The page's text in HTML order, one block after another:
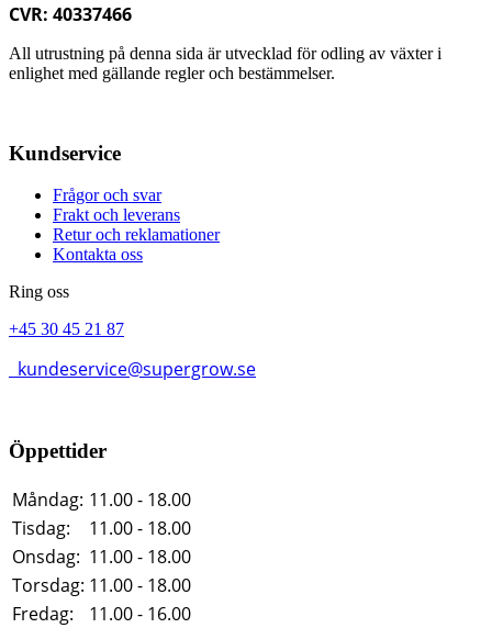
CVR: 40337466
All utrustning på denna sida är utvecklad för odling av växter i
enlighet med gällande regler och bestämmelser.
Kundservice
Frågor och svar
Frakt och leverans
Retur och reklamationer
Kontakta oss
Ring oss
+45 30 45 21 87
kundeservice@supergrow.se
Öppettider
Måndag: 11.00 - 18.00
Tisdag:
11.00 - 18.00
Onsdag: 11.00 - 18.00
Torsdag: 11.00 - 18.00
Fredag:
11.00 - 16.00